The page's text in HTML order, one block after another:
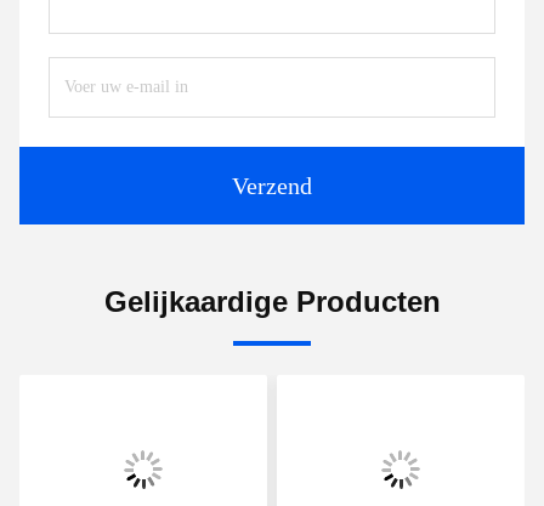
Verzend
Gelijkaardige Producten